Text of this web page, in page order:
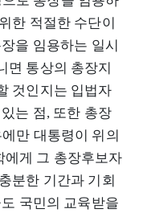
한 적절한 수단이
을 임용하는 일시
면 통상의 총장지
것인지는 입법자
는 점, 또한 총장
만 대통령이 위의
에게 그 총장후보자
분한 기간과 기회
국민의 교육받을